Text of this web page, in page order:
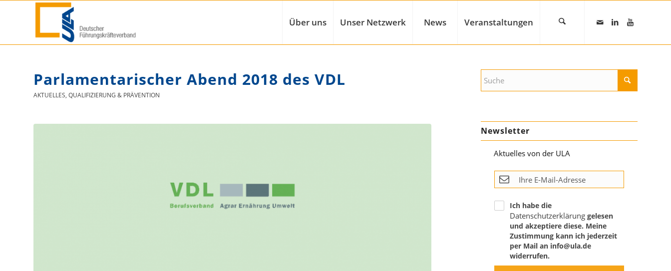
Über uns Unser Netzwerk News Veranstaltungen
Parlamentarischer Abend 2018 des VDL
AKTUELLES, QUALIFIZIERUNG & PRÄVENTION
Newsletter
Aktuelles von der ULA
Ich habe die
Datenschutzerklärunggelesen
und akzeptiere diese. Meine
Zustimmung kann ich jederzeit
per Mail an info@ula.de
widerrufen.